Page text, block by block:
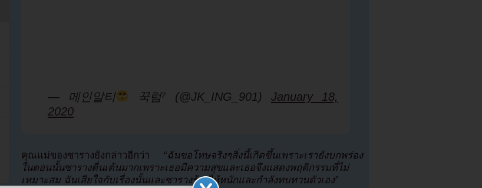
— 메인알티 꾹럼⁷ (@JK_ING_901)January 18,
2020
คุณแม่ของซารางยังกล่าวอีกว่า “ฉันขอโทษจริงๆสิ่งนี้เกิดขึ้นเพราะเรายังบกพร่อง
ในตอนนั้นซารางตื่นเต้นมากเพราะเธอมีความสุขและเธอจึงแสดงพฤติกรรมที่ไม่
เหมาะสม ฉันเสียใจกับเรื่องนั้นและซารางร้องไห้หนักและกำลังทบทวนตัวเอง”